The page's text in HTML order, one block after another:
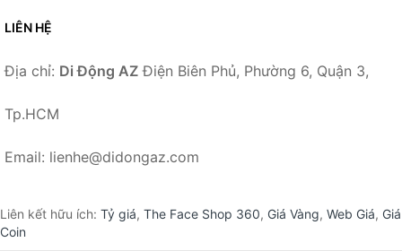
LIÊN HỆ
Địa chỉ: Di Động AZ Điện Biên Phủ, Phường 6, Quận 3,
Tp.HCM
Email: lienhe@didongaz.com
Liên kết hữu ích: Tỷ giá, The Face Shop 360, Giá Vàng, Web Giá, Giá
Coin